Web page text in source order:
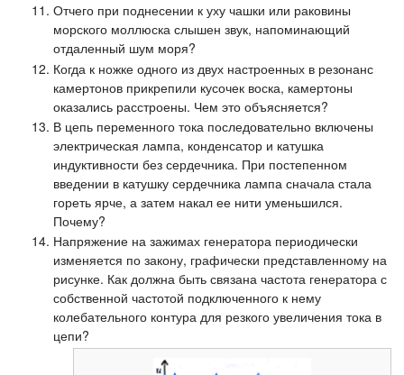
Отчего при поднесении к уху чашки или раковины
морского моллюска слышен звук, напоминающий
отдаленный шум моря?
Когда к ножке одного из двух настроенных в резонанс
камертонов прикрепили кусочек воска, камертоны
оказались расстроены. Чем это объясняется?
В цепь переменного тока последовательно включены
электрическая лампа, конденсатор и катушка
индуктивности без сердечника. При постепенном
введении в катушку сердечника лампа сначала стала
гореть ярче, а затем накал ее нити уменьшился.
Почему?
Напряжение на зажимах генератора периодически
изменяется по закону, графически представленному на
рисунке. Как должна быть связана частота генератора с
собственной частотой подключенного к нему
колебательного контура для резкого увеличения тока в
цепи?